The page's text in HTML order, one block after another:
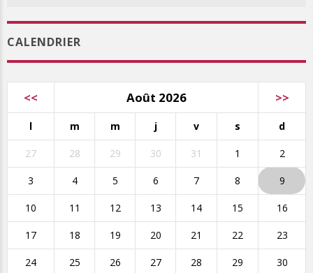
CALENDRIER
<< Août 2026 >>
l m m j v s d
27 28 29 30 31 1 2
3 4 5 6 7 8 9
10 11 12 13 14 15 16
17 18 19 20 21 22 23
24 25 26 27 28 29 30